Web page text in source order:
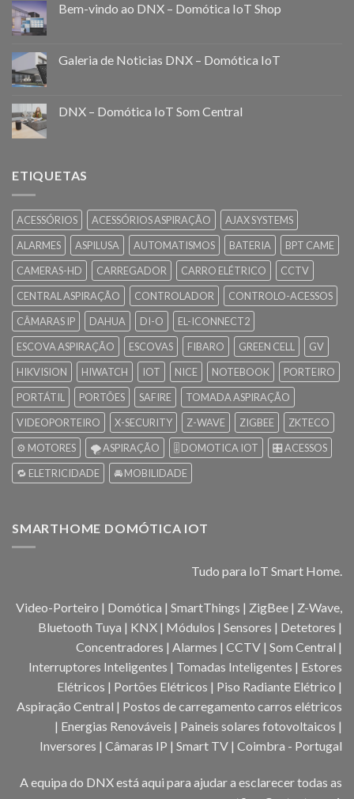
Bem-vindo ao DNX – Domótica IoT Shop
Galeria de Noticias DNX – Domótica IoT
DNX – Domótica IoT Som Central
ETIQUETAS
ACESSÓRIOS ACESSÓRIOS ASPIRAÇÃO
AJAX SYSTEMS
ALARMES
ASPILUSA AUTOMATISMOS BATERIA
BPT CAME
CAMERAS-HD
CARREGADOR CARRO ELÉTRICO
CCTV
CENTRAL ASPIRAÇÃO
CONTROLADOR
CONTROLO-ACESSOS
CÂMARAS IP
DAHUA DI-O
EL-ICONNECT2
ESCOVA ASPIRAÇÃO
ESCOVAS FIBARO GREEN CELL
GV
HIKVISION
HIWATCH IOT NICE NOTEBOOK
PORTEIRO
PORTÁTIL
PORTÕES SAFIRE
TOMADA ASPIRAÇÃO
VIDEOPORTEIRO
X-SECURITY Z-WAVE ZIGBEE
ZKTECO
⚙️ MOTORES
🌪️ ASPIRAÇÃO 🎚️ DOMOTICA IOT
🎛️ ACESSOS
🔁 ELETRICIDADE
🚘 MOBILIDADE
SMARTHOME DOMÓTICA IOT
Tudo para IoT Smart Home.
Video-Porteiro | Domótica | SmartThings | ZigBee | Z-Wave,
Bluetooth Tuya | KNX | Módulos | Sensores | Detetores |
Concentradores | Alarmes | CCTV | Som Central |
Interruptores Inteligentes | Tomadas Inteligentes | Estores
Elétricos | Portões Elétricos | Piso Radiante Elétrico |
Aspiração Central | Postos de carregamento carros elétricos
| Energias Renováveis | Paineis solares fotovoltaicos |
Inversores | Câmaras IP | Smart TV | Coimbra - Portugal
A equipa do DNX está aqui para ajudar a esclarecer todas as